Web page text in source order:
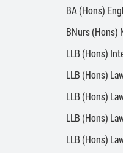
BA (Hons)
BNurs (Hons)
LLB (Hons)
LLB (Hons)
LLB (Hons)
LLB (Hons)
LLB (Hons)